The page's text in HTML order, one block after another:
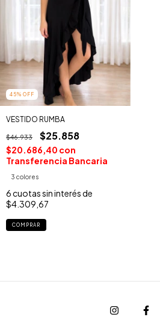
45% OFF
VESTIDO RUMBA
$46.933 $25.858
$20.686,40 con
Transferencia Bancaria
3 colores
6cuotas sin interés de
$4.309,67
COMPRAR